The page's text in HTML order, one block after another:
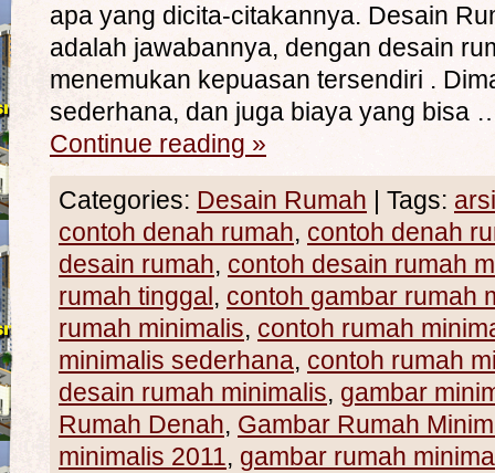
apa yang dicita-citakannya. Desain
adalah jawabannya, dengan desain
menemukan kepuasan tersendiri .
sederhana, dan juga biaya yang bisa
Continue reading »
Categories: Desain Rumah | Tags:
contoh denah rumah, contoh denah
desain rumah, contoh desain rumah
rumah tinggal, contoh gambar rumah
rumah minimalis, contoh rumah
minimalis sederhana, contoh rumah
desain rumah minimalis, gambar
Rumah Denah, Gambar Rumah
minimalis 2011, gambar rumah